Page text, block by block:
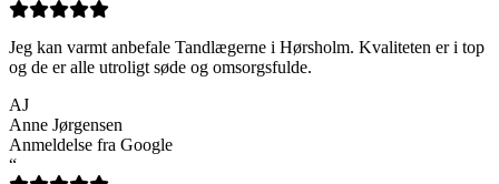
Jeg kan varmt anbefale Tandlægerne i Hørsholm. Kvaliteten er i top
og de er alle utroligt søde og omsorgsfulde.
AJ
Anne Jørgensen
Anmeldelse fra Google
“